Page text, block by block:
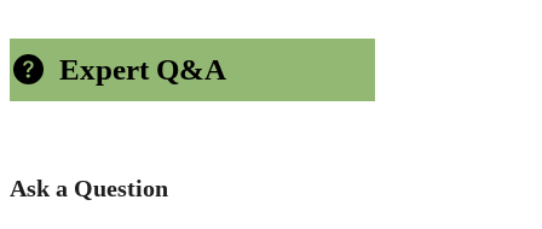
Expert Q&A
Ask a Question